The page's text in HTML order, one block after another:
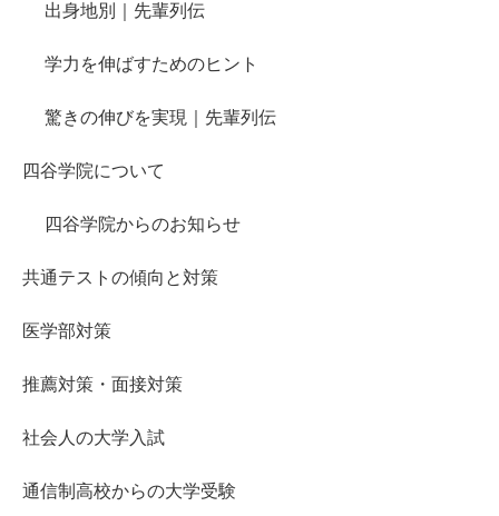
出身地別｜先輩列伝
学力を伸ばすためのヒント
驚きの伸びを実現｜先輩列伝
四谷学院について
四谷学院からのお知らせ
共通テストの傾向と対策
医学部対策
推薦対策・面接対策
社会人の大学入試
通信制高校からの大学受験